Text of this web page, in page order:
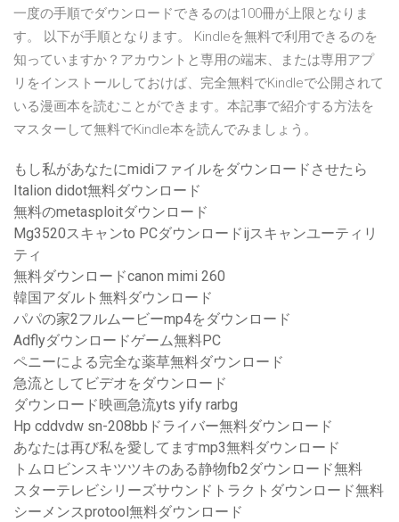
一度の手順でダウンロードできるのは100冊が上限となりま
す。 以下が手順となります。 Kindleを無料で利用できるのを
知っていますか？アカウントと専用の端末、または専用アプ
リをインストールしておけば、完全無料でKindleで公開されて
いる漫画本を読むことができます。本記事で紹介する方法を
マスターして無料でKindle本を読んでみましょう。
もし私があなたにmidiファイルをダウンロードさせたら
Italion didot無料ダウンロード
無料のmetasploitダウンロード
Mg3520スキャンto PCダウンロードijスキャンユーティリ
ティ
無料ダウンロードcanon mimi 260
韓国アダルト無料ダウンロード
パパの家2フルムービーmp4をダウンロード
Adflyダウンロードゲーム無料PC
ペニーによる完全な薬草無料ダウンロード
急流としてビデオをダウンロード
ダウンロード映画急流yts yify rarbg
Hp cddvdw sn-208bbドライバー無料ダウンロード
あなたは再び私を愛してますmp3無料ダウンロード
トムロビンスキツツキのある静物fb2ダウンロード無料
スターテレビシリーズサウンドトラクトダウンロード無料
シーメンスprotool無料ダウンロード